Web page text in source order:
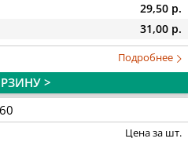
29,50 р.
31,00 р.
Подробнее
>
Цена за шт.